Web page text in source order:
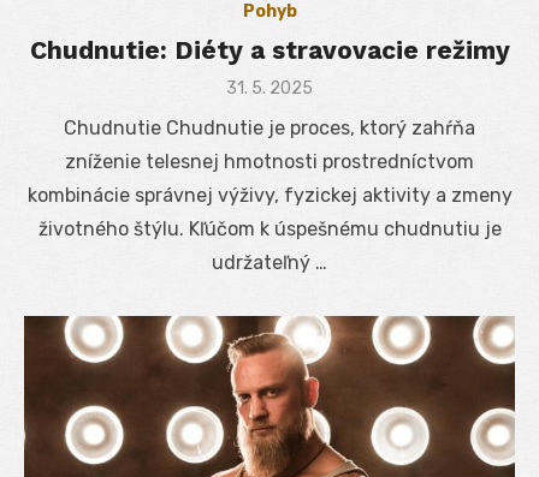
Pohyb
Chudnutie: Diéty a stravovacie režimy
Posted
31. 5. 2025
Chudnutie Chudnutie je proces, ktorý zahŕňa
zníženie telesnej hmotnosti prostredníctvom
kombinácie správnej výživy, fyzickej aktivity a zmeny
životného štýlu. Kľúčom k úspešnému chudnutiu je
udržateľný …